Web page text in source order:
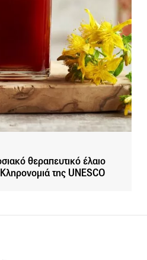
θεραπευτικό έλαιο
της UNESCO